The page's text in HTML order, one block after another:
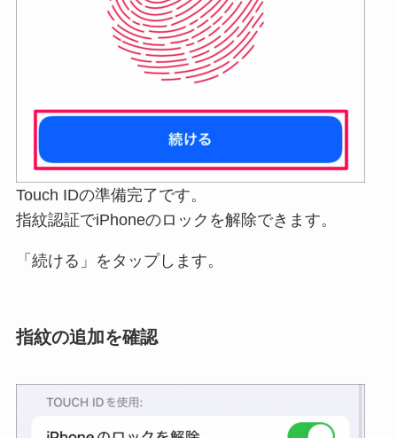
Touch IDの準備完了です。
指紋認証でiPhoneのロックを解除できます。
「続ける」をタップします。
指紋の追加を確認